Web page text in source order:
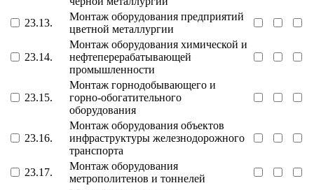
23.13.
Монтаж оборудования предприятий
цветной металлургии
23.14.
Монтаж оборудования химической и
нефтеперерабатывающей
промышленности
23.15.
Монтаж горнодобывающего и
горно-обогатительного
оборудования
23.16.
Монтаж оборудования объектов
инфраструктуры железнодорожного
транспорта
23.17.
Монтаж оборудования
метрополитенов и тоннелей